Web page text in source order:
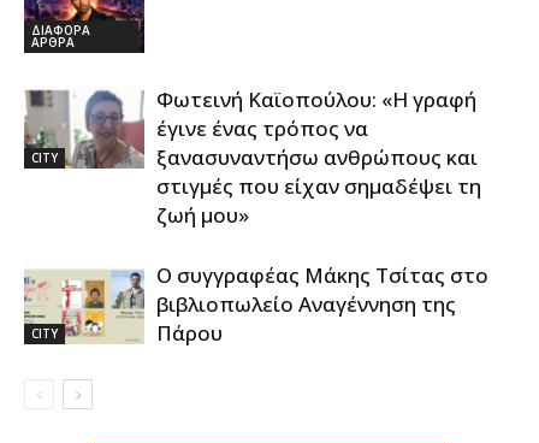
ΔΙΑΦΟΡΑ
ΑΡΘΡΑ
CITY
Φωτεινή Καϊοπούλου: «Η γραφή
έγινε ένας τρόπος να
ξανασυναντήσω ανθρώπους και
στιγμές που είχαν σημαδέψει τη
ζωή μου»
CITY
Ο συγγραφέας Μάκης Τσίτας στο
βιβλιοπωλείο Αναγέννηση της
Πάρου